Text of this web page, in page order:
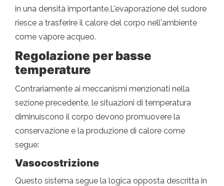
in una densità importante.L'evaporazione del sudore
riesce a trasferire il calore del corpo nell'ambiente
come vapore acqueo.
Regolazione per basse
temperature
Contrariamente ai meccanismi menzionati nella
sezione precedente, le situazioni di temperatura
diminuiscono il corpo devono promuovere la
conservazione e la produzione di calore come
segue:
Vasocostrizione
Questo sistema segue la logica opposta descritta in